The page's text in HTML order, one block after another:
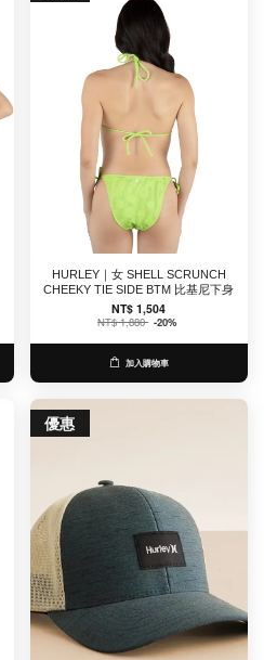
HURLEY｜女 SHELL SCRUNCH
CHEEKY TIE SIDE BTM 比基尼下身
NT$ 1,504
NT$ 1,880 -20%
加入購物車
優惠